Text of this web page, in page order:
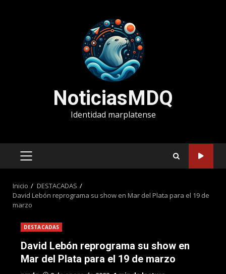
NoticiasMDQ
Identidad marplatense
MENÚ
Inicio
DESTACADAS
David Lebón reprograma su show en Mar del Plata para el 19 de
marzo
DESTACADAS
David Lebón reprograma su show en
Mar del Plata para el 19 de marzo